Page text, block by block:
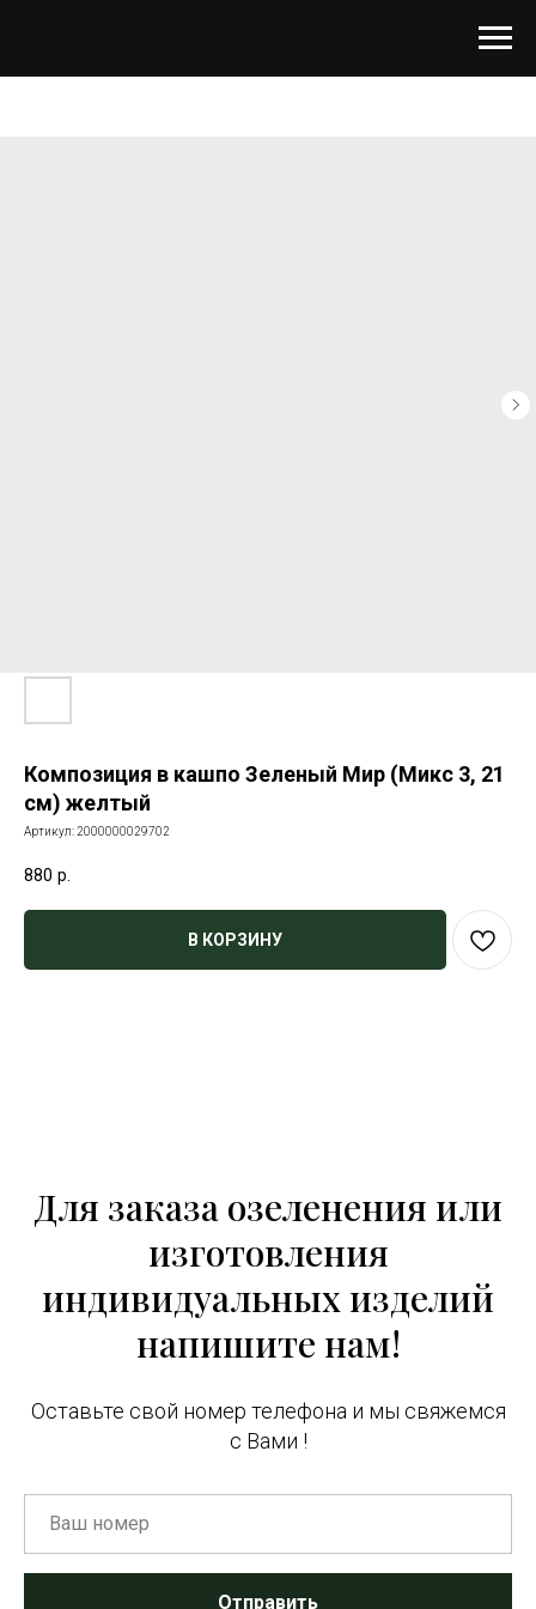
Композиция в кашпо Зеленый Мир (Микс 3, 21
см) желтый
Артикул:2000000029702
880 р.
В КОРЗИНУ
Для заказа озеленения или
изготовления
индивидуальных изделий
напишите нам!
Оставьте свой номер телефона и мы свяжемся
с Вами !
Отправить